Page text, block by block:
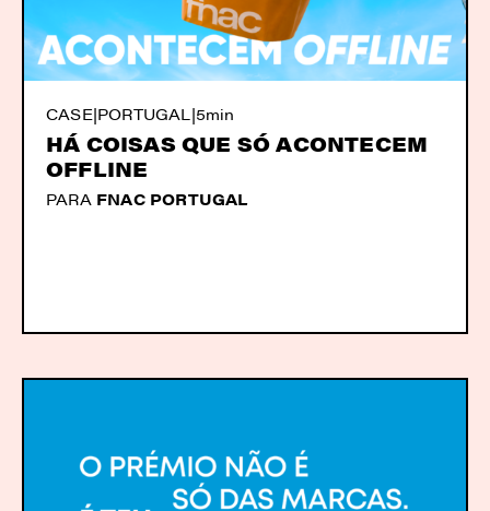
CASE|PORTUGAL |5min
HÁ COISAS QUE SÓ ACONTECEM
OFFLINE
PARA FNAC PORTUGAL